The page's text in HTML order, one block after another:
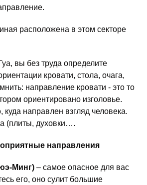
расположена в этом секторе
вы без труда определите
кровати, стола, очага,
направление кровати - это то
ориентировано изголовье.
куда направлен взгляд человека.
(плиты, духовки….
направления
Минг) – самое опасное для вас
его, оно сулит большие